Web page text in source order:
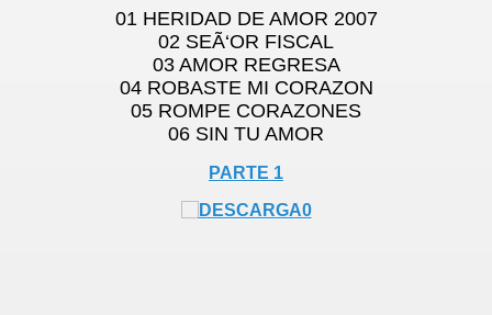
01 HERIDAD DE AMOR 2007
02 SEÃ‘OR FISCAL
03 AMOR REGRESA
04 ROBASTE MI CORAZON
05 ROMPE CORAZONES
06 SIN TU AMOR
PARTE 1